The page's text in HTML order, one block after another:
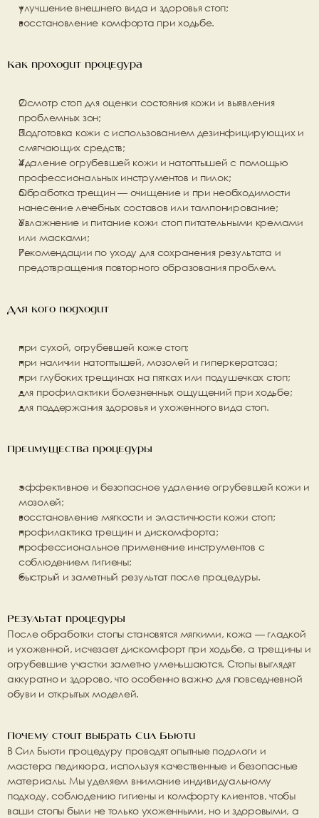
улучшение внешнего вида и здоровья стоп;
восстановление комфорта при ходьбе.
Как проходит процедура
Осмотр стоп для оценки состояния кожи и выявления
проблемных зон;
Подготовка кожи с использованием дезинфицирующих и
смягчающих средств;
Удаление огрубевшей кожи и натоптышей с помощью
профессиональных инструментов и пилок;
Обработка трещин — очищение и при необходимости
нанесение лечебных составов или тампонирование;
Увлажнение и питание кожи стоп питательными кремами
или масками;
Рекомендации по уходу для сохранения результата и
предотвращения повторного образования проблем.
Для кого подходит
при сухой, огрубевшей коже стоп;
при наличии натоптышей, мозолей и гиперкератоза;
при глубоких трещинах на пятках или подушечках стоп;
для профилактики болезненных ощущений при ходьбе;
для поддержания здоровья и ухоженного вида стоп.
Преимущества процедуры
эффективное и безопасное удаление огрубевшей кожи и
мозолей;
восстановление мягкости и эластичности кожи стоп;
профилактика трещин и дискомфорта;
профессиональное применение инструментов с
соблюдением гигиены;
быстрый и заметный результат после процедуры.
Результат процедуры
После обработки стопы становятся мягкими, кожа — гладкой
и ухоженной, исчезает дискомфорт при ходьбе, а трещины и
огрубевшие участки заметно уменьшаются. Стопы выглядят
аккуратно и здорово, что особенно важно для повседневной
обуви и открытых моделей.
Почему стоит выбрать Сил Бьюти
В Сил Бьюти процедуру проводят опытные подологи и
мастера педикюра, используя качественные и безопасные
материалы. Мы уделяем внимание индивидуальному
подходу, соблюдению гигиены и комфорту клиентов, чтобы
ваши стопы были не только ухоженными, но и здоровыми, а